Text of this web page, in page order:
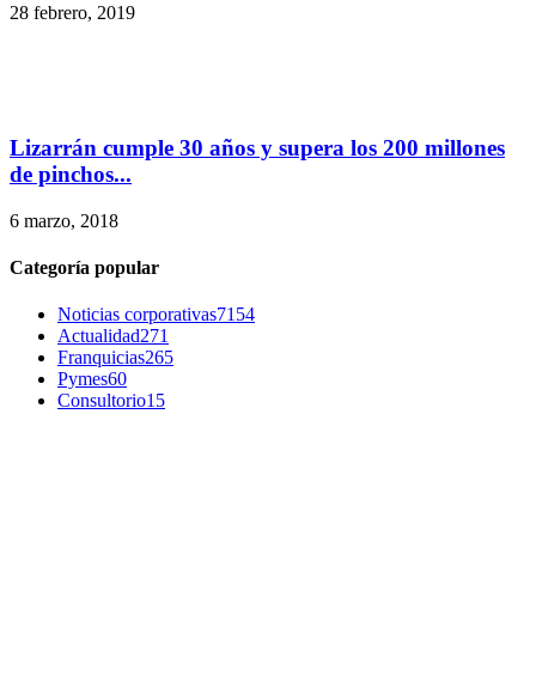
28 febrero, 2019
Lizarrán cumple 30 años y supera los 200 millones
de pinchos...
6 marzo, 2018
Categoría popular
Noticias corporativas7154
Actualidad271
Franquicias265
Pymes60
Consultorio15